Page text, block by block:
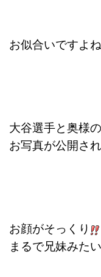
お似合いですよ
大谷選手と奥様の
お写真が公開さ
お顔がそっくり
まるで兄妹みた